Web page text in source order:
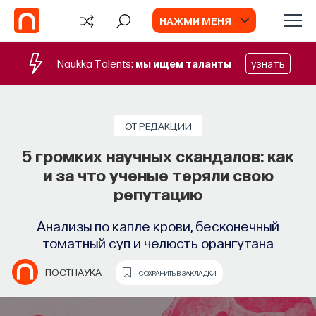
НАЖМИ МЕНЯ
Naukka Talents: мы ищем таланты узнать
ОТ РЕДАКЦИИ
5 громких научных скандалов: как
и за что ученые теряли свою
репутацию
Анализы по капле крови, бесконечный
томатный суп и челюсть орангутана
ПОСТНАУКА СОХРАНИТЬ В ЗАКЛАДКИ
Философский поиск: начала
Как философия помогает составлять
собственное мнение о происходящем
в мире?
ПОСТНАУКА СОХРАНИТЬ В ЗАКЛАДКИ